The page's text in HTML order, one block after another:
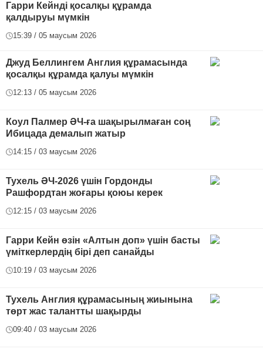
Гарри Кейнді қосалқы құрамда
қалдыруы мүмкін
15:39 / 05 маусым 2026
Джуд Беллингем Англия құрамасында
қосалқы құрамда қалуы мүмкін
12:13 / 05 маусым 2026
Коул Палмер ӘЧ-ға шақырылмаған соң
Ибицада демалып жатыр
14:15 / 03 маусым 2026
Тухель ӘЧ-2026 үшін Гордонды
Рашфордтан жоғары қоюы керек
12:15 / 03 маусым 2026
Гарри Кейн өзін «Алтын доп» үшін басты
үміткерлердің бірі деп санайды
10:19 / 03 маусым 2026
Тухель Англия құрамасының жиынына
төрт жас талантты шақырды
09:40 / 03 маусым 2026